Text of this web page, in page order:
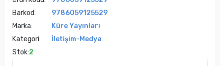
Barkod:
9786059125529
Marka:
Küre Yayınları
Kategori:
İletişim-Medya
Stok:2